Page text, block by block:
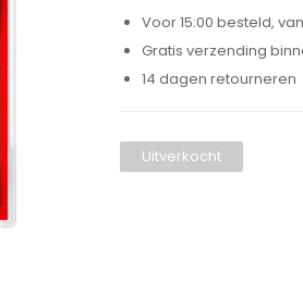
Voor 15:00 besteld,
Gratis verzending
14 dagen retourneren
Uitverkocht